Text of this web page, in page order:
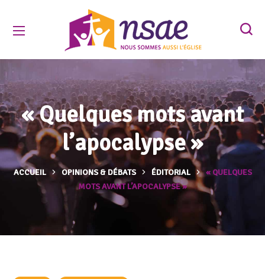
« Quelques mots avant
l’apocalypse »
ACCUEIL OPINIONS & DÉBATS ÉDITORIAL
« QUELQUES
MOTS AVANT L’APOCALYPSE »